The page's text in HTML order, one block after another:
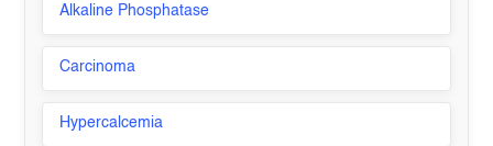
Alkaline Phosphatase
Carcinoma
Hypercalcemia